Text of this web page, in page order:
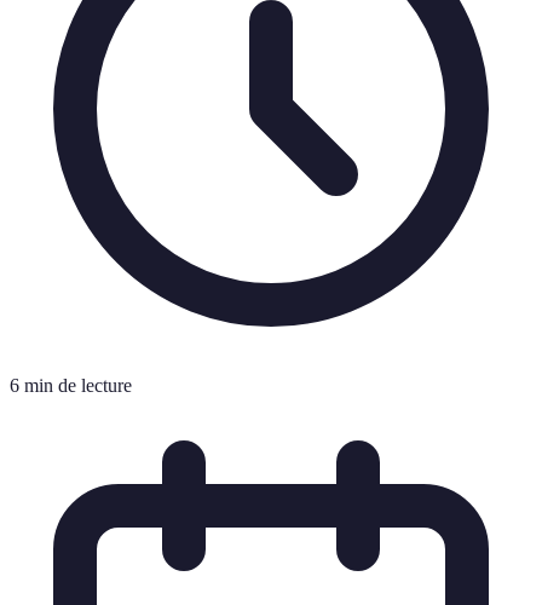
6 min de lecture